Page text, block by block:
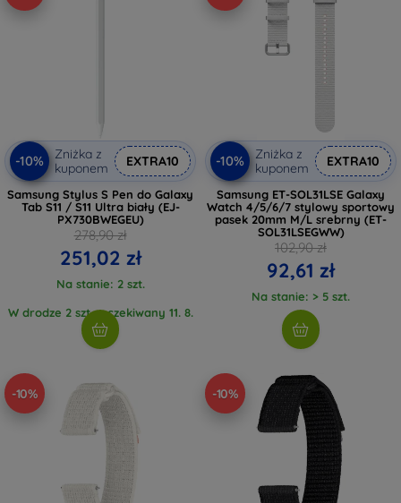
-10%
Zniżka z
kuponem
EXTRA10
Samsung Stylus S Pen do Galaxy
Tab S11 / S11 Ultra biały (EJ-
PX730BWEGEU)
278,90 zł
251,02 zł
Na stanie: 2 szt.
W drodze 2 szt., oczekiwany 11. 8.
2026
-10%
Zniżka z
kuponem
EXTRA10
Samsung ET-SOL31LSE Galaxy
Watch 4/5/6/7 stylowy sportowy
pasek 20mm M/L srebrny (ET-
SOL31LSEGWW)
102,90 zł
92,61 zł
Na stanie: > 5 szt.
-10% -10%